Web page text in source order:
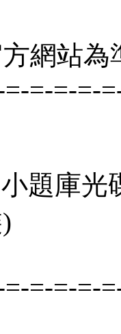
網站為
=-=-=-
題庫
=-=-=-